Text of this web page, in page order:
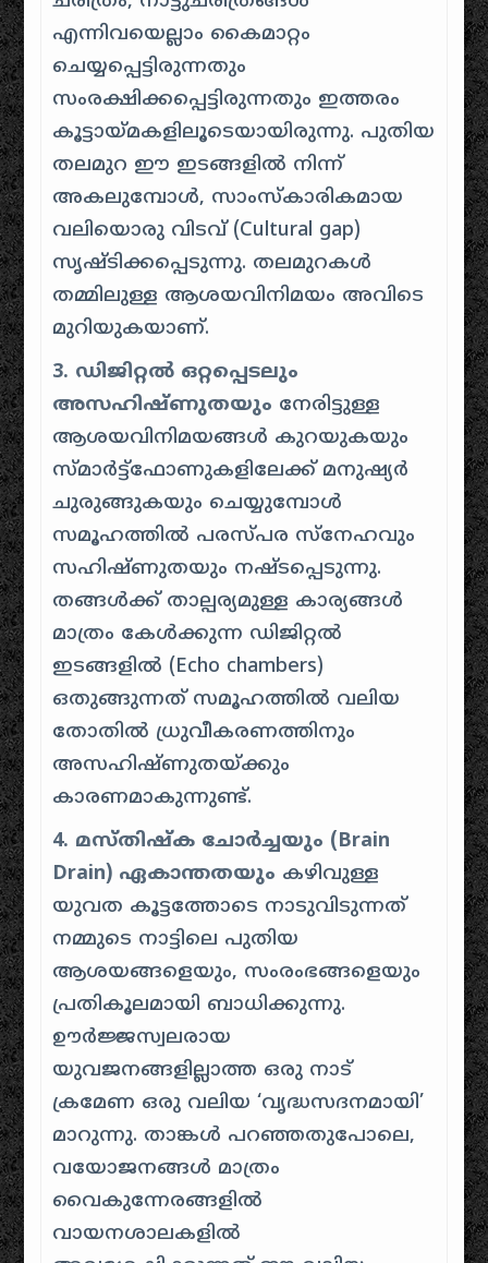
എന്നിവയെല്ലാം കൈമാറ്റം
ചെയ്യപ്പെട്ടിരുന്നതും
സംരക്ഷിക്കപ്പെട്ടിരുന്നതും ഇത്തരം
കൂട്ടായ്മകളിലൂടെയായിരുന്നു. പുതിയ
തലമുറ ഈ ഇടങ്ങളിൽ നിന്ന്
അകലുമ്പോൾ, സാംസ്കാരികമായ
വലിയൊരു വിടവ് (Cultural gap)
സൃഷ്ടിക്കപ്പെടുന്നു. തലമുറകൾ
തമ്മിലുള്ള ആശയവിനിമയം അവിടെ
മുറിയുകയാണ്.
3. ഡിജിറ്റൽ ഒറ്റപ്പെടലും
അസഹിഷ്ണുതയും നേരിട്ടുള്ള
ആശയവിനിമയങ്ങൾ കുറയുകയും
സ്മാർട്ട്ഫോണുകളിലേക്ക് മനുഷ്യർ
ചുരുങ്ങുകയും ചെയ്യുമ്പോൾ
സമൂഹത്തിൽ പരസ്പര സ്നേഹവും
സഹിഷ്ണുതയും നഷ്ടപ്പെടുന്നു.
തങ്ങൾക്ക് താല്പര്യമുള്ള കാര്യങ്ങൾ
മാത്രം കേൾക്കുന്ന ഡിജിറ്റൽ
ഇടങ്ങളിൽ (Echo chambers)
ഒതുങ്ങുന്നത് സമൂഹത്തിൽ വലിയ
തോതിൽ ധ്രുവീകരണത്തിനും
അസഹിഷ്ണുതയ്ക്കും
കാരണമാകുന്നുണ്ട്.
4. മസ്തിഷ്ക ചോർച്ചയും (Brain
Drain) ഏകാന്തതയും കഴിവുള്ള
യുവത കൂട്ടത്തോടെ നാടുവിടുന്നത്
നമ്മുടെ നാട്ടിലെ പുതിയ
ആശയങ്ങളെയും, സംരംഭങ്ങളെയും
പ്രതികൂലമായി ബാധിക്കുന്നു.
ഊർജ്ജസ്വലരായ
യുവജനങ്ങളില്ലാത്ത ഒരു നാട്
ക്രമേണ ഒരു വലിയ ‘വൃദ്ധസദനമായി’
മാറുന്നു. താങ്കൾ പറഞ്ഞതുപോലെ,
വയോജനങ്ങൾ മാത്രം
വൈകുന്നേരങ്ങളിൽ
വായനശാലകളിൽ